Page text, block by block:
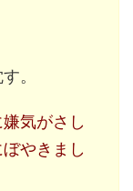
。
気がさし
やきまし